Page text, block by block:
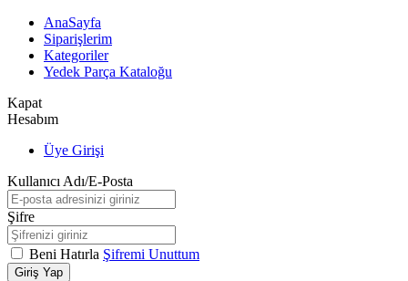
AnaSayfa
Siparişlerim
Kategoriler
Yedek Parça Kataloğu
Kapat
Hesabım
Üye Girişi
Kullanıcı Adı/E-Posta
Şifre
Beni Hatırla Şifremi Unuttum
Giriş Yap